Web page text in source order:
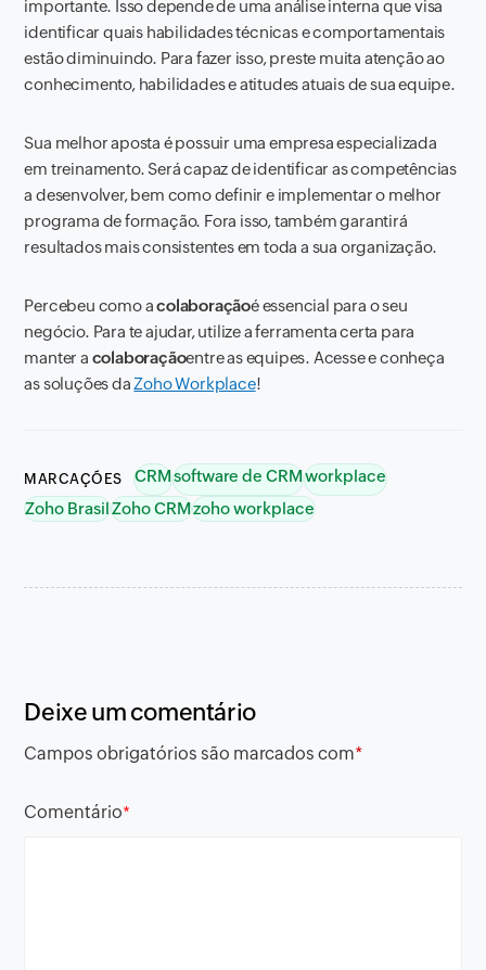
importante. Isso depende de uma análise interna que visa
identificar quais habilidades técnicas e comportamentais
estão diminuindo. Para fazer isso, preste muita atenção ao
conhecimento, habilidades e atitudes atuais de sua equipe.
Sua melhor aposta é possuir uma empresa especializada
em treinamento. Será capaz de identificar as competências
a desenvolver, bem como definir e implementar o melhor
programa de formação. Fora isso, também garantirá
resultados mais consistentes em toda a sua organização.
Percebeu como acolaboraçãoé essencial para o seu
negócio. Para te ajudar, utilize a ferramenta certa para
manter a colaboraçãoentre as equipes. Acesse e conheça
as soluções da Zoho Workplace!
MARCAÇÕES CRMsoftware de CRMworkplace
Zoho BrasilZoho CRMzoho workplace
Deixe um comentário
Campos obrigatórios são marcados com*
Comentário*